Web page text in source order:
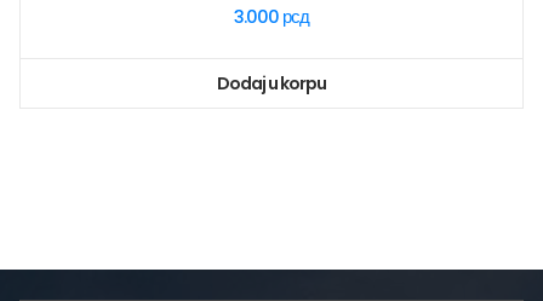
3.000 рсд
Dodaj u korpu